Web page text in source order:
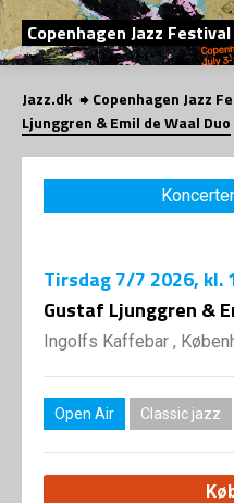
Copenhagen Jazz Festival
Jazz.dk Copenhagen Jazz
Ljunggren & Emil de Waal Duo
Tirsdag7/7 2026, kl.
Gustaf Ljunggren &
Ingolfs Kaffebar ,
Open Air Classic jazz